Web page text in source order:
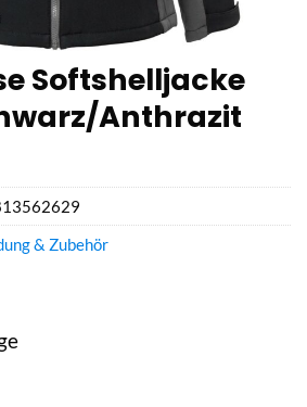
Softshelljacke
Anthrazit
& Zubehör